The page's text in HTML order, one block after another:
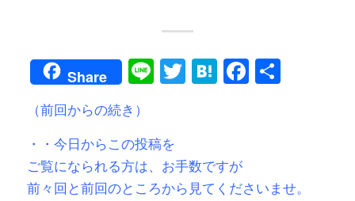
Share LineTwitter
Hatena共
（前回からの続き）
・・今日からこの投稿を
ご覧になられる方は、お手数ですが
前々回と前回のところから見てくださいませ。